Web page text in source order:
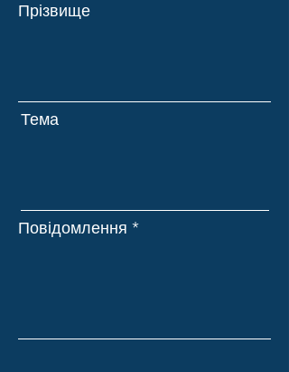
Прізвище
Тема
Повідомлення